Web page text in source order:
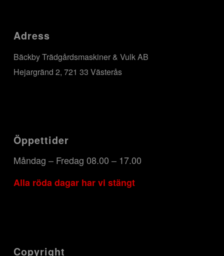
Adress
Bäckby Trädgårdsmaskiner & Vulk AB
Hejargränd 2, 721 33 Västerås
Öppettider
Måndag – Fredag 08.00 – 17.00
Alla röda dagar har vi stängt
Copyright